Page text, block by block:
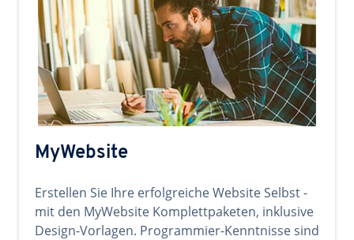
MyWebsite
Erstellen Sie Ihre erfolgreiche Website Selbst -
mit den MyWebsite Komplettpaketen, inklusive
Design-Vorlagen. Programmier-Kenntnisse sind